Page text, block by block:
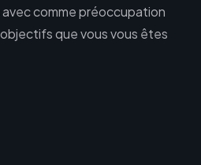
comme préoccupation
que vous vous êtes